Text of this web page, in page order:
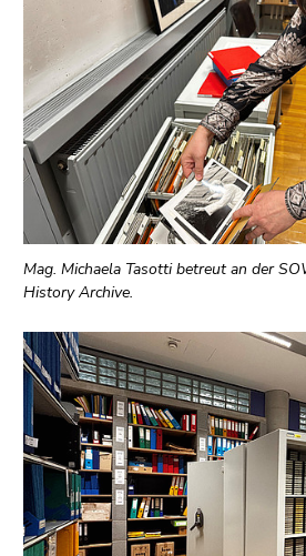
Mag. Michaela Tasotti betreut an der
History Archive.